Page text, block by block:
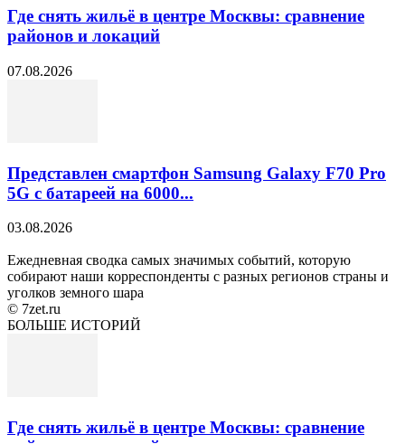
Где снять жильё в центре Москвы: сравнение
районов и локаций
07.08.2026
Представлен смартфон Samsung Galaxy F70 Pro
5G с батареей на 6000...
03.08.2026
Ежедневная сводка самых значимых событий, которую
собирают наши корреспонденты с разных регионов страны и
уголков земного шара
© 7zet.ru
БОЛЬШЕ ИСТОРИЙ
Где снять жильё в центре Москвы: сравнение